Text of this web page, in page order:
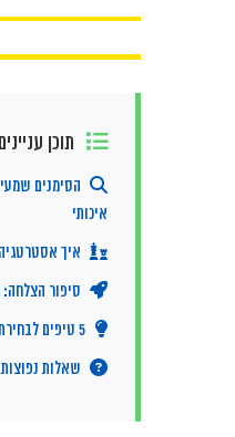
תוכן עניינים
הסימנים
איכותי
איך
סיפור הצלחה:
5 טיפים לבחירת משרד הפרסום הנכון
שאלות נפוצות